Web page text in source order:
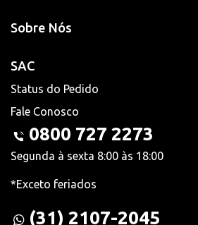
Sobre Nós
SAC
Status do Pedido
Fale Conosco
0800 727 2273
Segunda à sexta 8:00 às 18:00
*Exceto feriados
(31) 2107-2045